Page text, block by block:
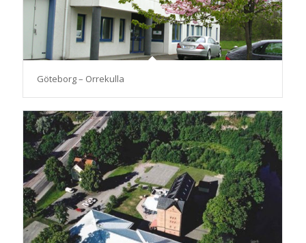
Göteborg – Orrekulla